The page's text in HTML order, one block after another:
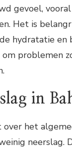
gevoel,
Het is
hydratatie en
om problemen
in
over het
neerslag.